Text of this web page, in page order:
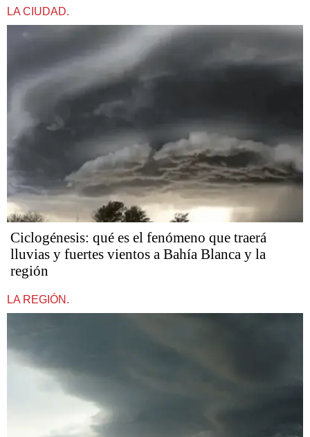
LA CIUDAD.
Ciclogénesis: qué es el fenómeno que traerá
lluvias y fuertes vientos a Bahía Blanca y la
región
LA REGIÓN.